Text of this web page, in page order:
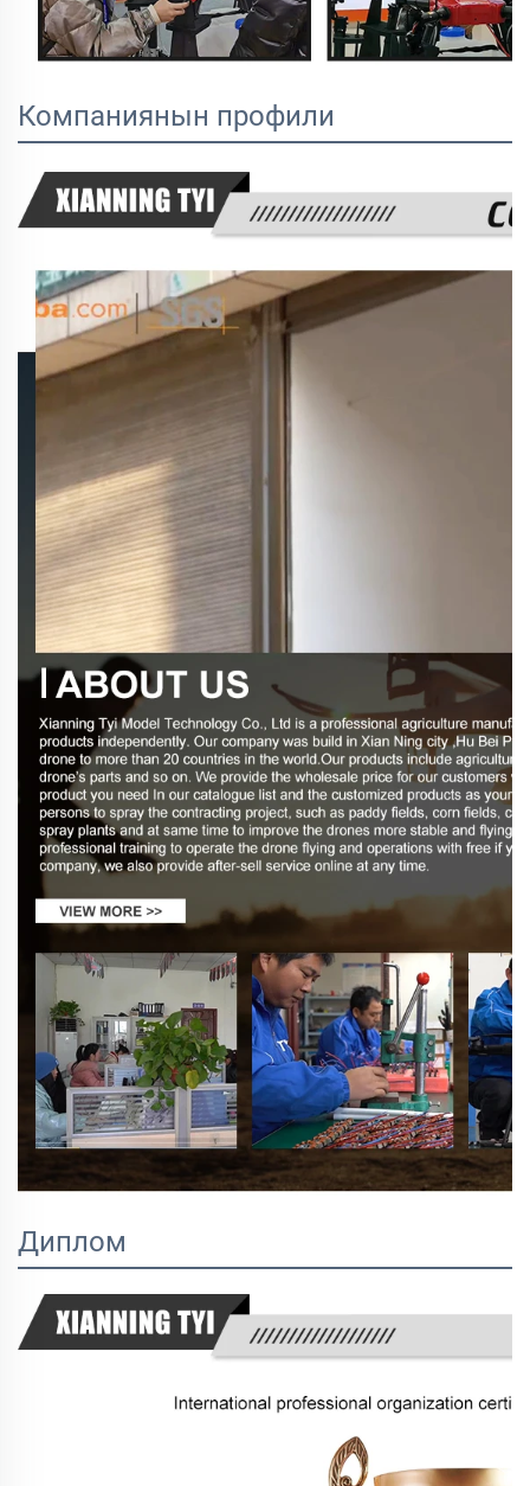
Компаниянын профили
Диплом